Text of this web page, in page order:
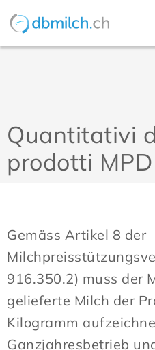
Quantitativi
prodotti
Gemäss Artikel 8 der
916.350.2) muss der
gelieferte Milch der
Kilogramm
Ganzjahresbetrieb